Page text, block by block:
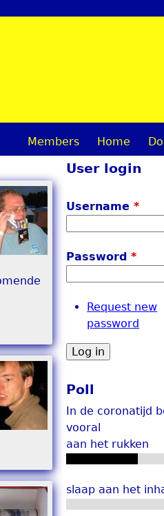
M
a
i
n
m
e
Members Home
User login
Username*
Password*
Request new
password
Poll
In de coronatijd
vooral
aan het rukken
slaap aan het